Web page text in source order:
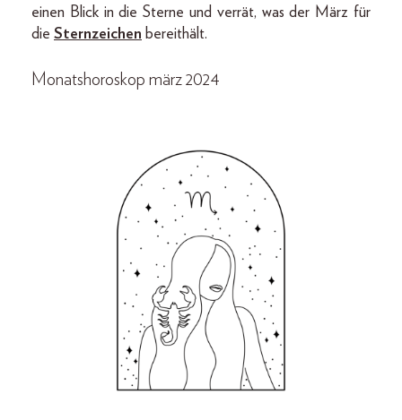
einen Blick in die Sterne und verrät, was der März für
die Sternzeichen bereithält.
Monatshoroskop märz 2024